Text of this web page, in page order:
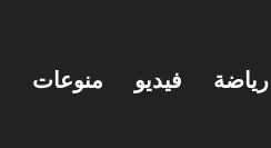
رياضة فيديو منوعات